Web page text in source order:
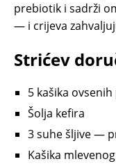
prebiotik i sadrži
— i crijeva
Strićev
5 kašika
Šolja kefira
3 suhe šljive —
Kašika